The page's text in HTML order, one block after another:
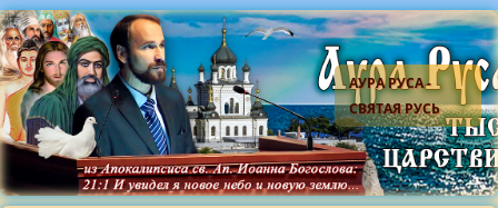
АУРА РУСА -
СВЯТАЯ РУСЬ